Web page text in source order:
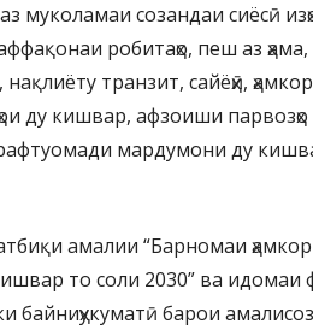
муколамаи созандаи сиёсӣ
робитаҳо, пеш аз ҳама,
транзит, сайёҳӣ,
ду кишвар, афзоиши
мардумони ду
амалии “Барномаи
то соли 2030” ва идомаи
барои